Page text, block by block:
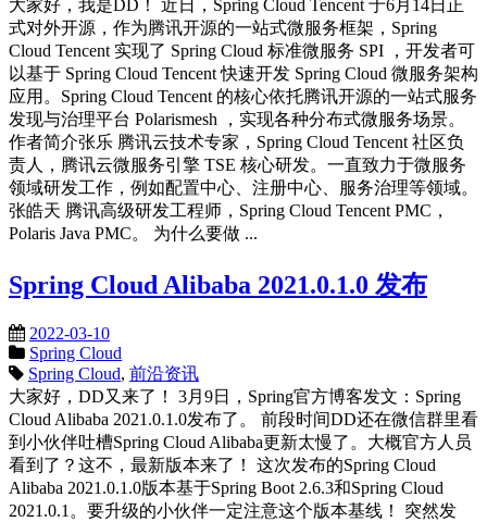
大家好，我是DD！ 近日，Spring Cloud Tencent 于6月14日正
式对外开源，作为腾讯开源的一站式微服务框架，Spring
Cloud Tencent 实现了 Spring Cloud 标准微服务 SPI ，开发者可
以基于 Spring Cloud Tencent 快速开发 Spring Cloud 微服务架构
应用。Spring Cloud Tencent 的核心依托腾讯开源的一站式服务
发现与治理平台 Polarismesh ，实现各种分布式微服务场景。
作者简介张乐 腾讯云技术专家，Spring Cloud Tencent 社区负
责人，腾讯云微服务引擎 TSE 核心研发。一直致力于微服务
领域研发工作，例如配置中心、注册中心、服务治理等领域。
张皓天 腾讯高级研发工程师，Spring Cloud Tencent PMC，
Polaris Java PMC。 为什么要做 ...
Spring Cloud Alibaba 2021.0.1.0 发布
2022-03-10
Spring Cloud
Spring Cloud, 前沿资讯
大家好，DD又来了！ 3月9日，Spring官方博客发文：Spring
Cloud Alibaba 2021.0.1.0发布了。 前段时间DD还在微信群里看
到小伙伴吐槽Spring Cloud Alibaba更新太慢了。大概官方人员
看到了？这不，最新版本来了！ 这次发布的Spring Cloud
Alibaba 2021.0.1.0版本基于Spring Boot 2.6.3和Spring Cloud
2021.0.1。要升级的小伙伴一定注意这个版本基线！ 突然发